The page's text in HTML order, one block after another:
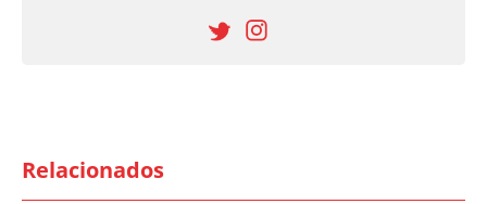
Relacionados